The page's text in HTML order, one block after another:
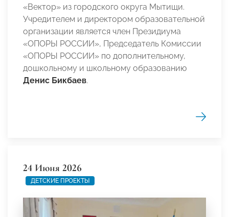
«Вектор» из городского округа Мытищи.
Учредителем и директором образовательной
организации является член Президиума
«ОПОРЫ РОССИИ», Председатель Комиссии
«ОПОРЫ РОССИИ» по дополнительному,
дошкольному и школьному образованию
Денис Бикбаев.
24 Июня 2026
ДЕТСКИЕ ПРОЕКТЫ